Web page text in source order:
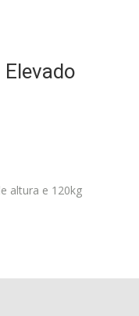
altura e 120kg